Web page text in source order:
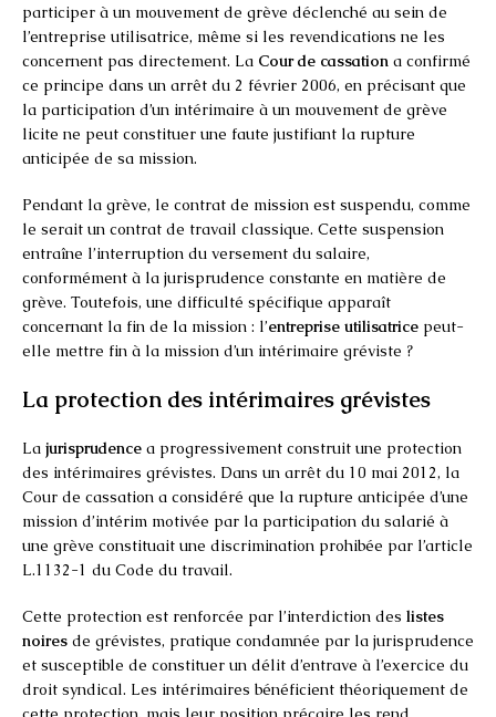
participer à un mouvement de grève déclenché au sein de
l’entreprise utilisatrice, même si les revendications ne les
concernent pas directement. La Cour de cassation a confirmé
ce principe dans un arrêt du 2 février 2006, en précisant que
la participation d’un intérimaire à un mouvement de grève
licite ne peut constituer une faute justifiant la rupture
anticipée de sa mission.
Pendant la grève, le contrat de mission est suspendu, comme
le serait un contrat de travail classique. Cette suspension
entraîne l’interruption du versement du salaire,
conformément à la jurisprudence constante en matière de
grève. Toutefois, une difficulté spécifique apparaît
concernant la fin de la mission : l’entreprise utilisatrice peut-
elle mettre fin à la mission d’un intérimaire gréviste ?
La protection des intérimaires grévistes
La jurisprudence a progressivement construit une protection
des intérimaires grévistes. Dans un arrêt du 10 mai 2012, la
Cour de cassation a considéré que la rupture anticipée d’une
mission d’intérim motivée par la participation du salarié à
une grève constituait une discrimination prohibée par l’article
L.1132-1 du Code du travail.
Cette protection est renforcée par l’interdiction des listes
noires de grévistes, pratique condamnée par la jurisprudence
et susceptible de constituer un délit d’entrave à l’exercice du
droit syndical. Les intérimaires bénéficient théoriquement de